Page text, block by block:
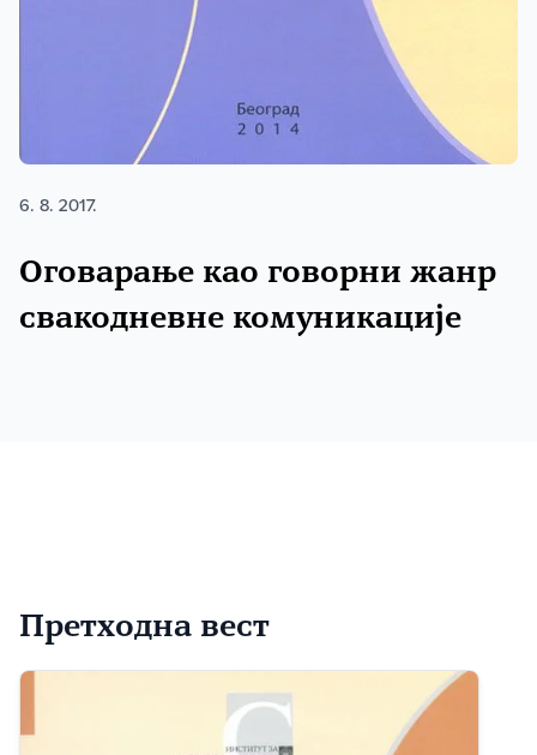
6. 8. 2017.
Оговарање као говорни жанр
свакодневне комуникације
Претходна вест